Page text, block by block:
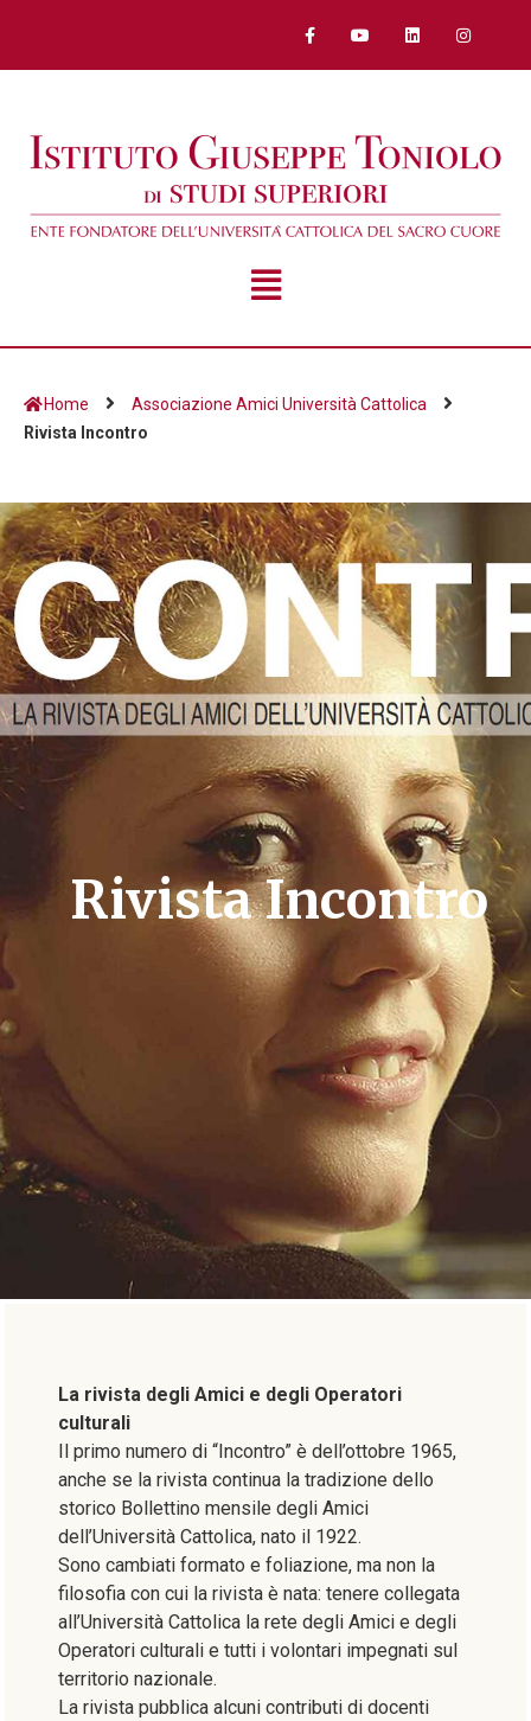
Home
Associazione Amici Università Cattolica
Rivista Incontro
Rivista Incontro
Rivista Incontro
La rivista degli Amici e degli Operatori
culturali
Il primo numero di “Incontro” è dell’ottobre 1965,
anche se la rivista continua la tradizione dello
storico Bollettino mensile degli Amici
dell’Università Cattolica, nato il 1922.
Sono cambiati formato e foliazione, ma non la
filosofia con cui la rivista è nata: tenere collegata
all’Università Cattolica la rete degli Amici e degli
Operatori culturali e tutti i volontari impegnati sul
territorio nazionale.
La rivista pubblica alcuni contributi di docenti